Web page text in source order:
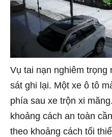
Vụ tai nạn nghiêm
sát ghi lại. Một xe ô tô
phía sau xe trộn xi
khoảng cách an toàn
theo khoảng cách tối